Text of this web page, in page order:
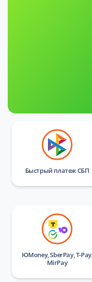
Быстрый платеж СБП
ЮMoney, SberPay, T-Pay,
MirPay